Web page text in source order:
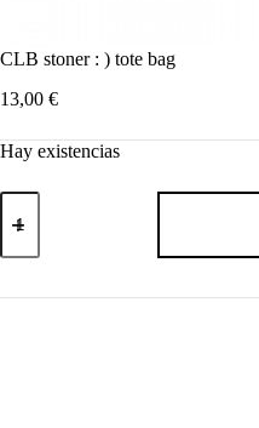
CLB stoner : ) tote bag
13,00 €
Hay existencias
CLB
stoner
)
bag